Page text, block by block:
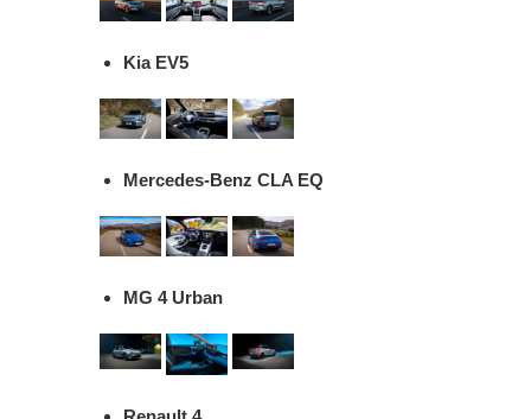
Kia EV5
Mercedes-Benz CLA EQ
MG 4 Urban